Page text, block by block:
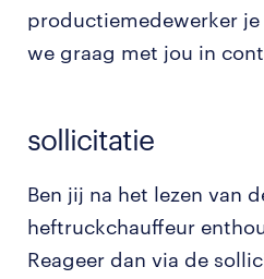
productiemedewerker
we graag met jou in
sollicitatie
Ben jij na het lezen van
heftruckchauffeur
Reageer dan via de